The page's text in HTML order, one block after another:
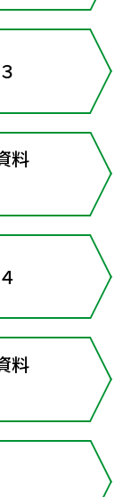
料
料